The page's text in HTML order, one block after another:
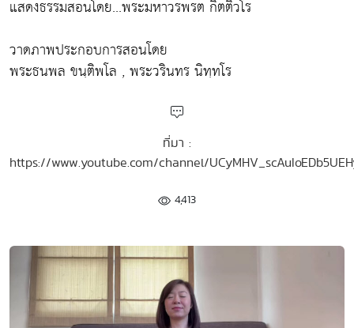
แสดงธรรมสอนโดย...พระมหาวรพรต กิตติวโร
วาดภาพประกอบการสอนโดย
พระธนพล ขนฺติพโล , พระวรินทร นิทฺทโร
ที่มา :
https://www.youtube.com/channel/
4,413